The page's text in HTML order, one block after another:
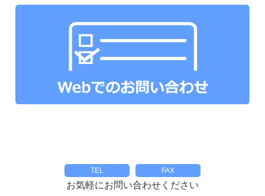
パーツ&パッケージ
TEL FAX
お気軽にお問い合わせください